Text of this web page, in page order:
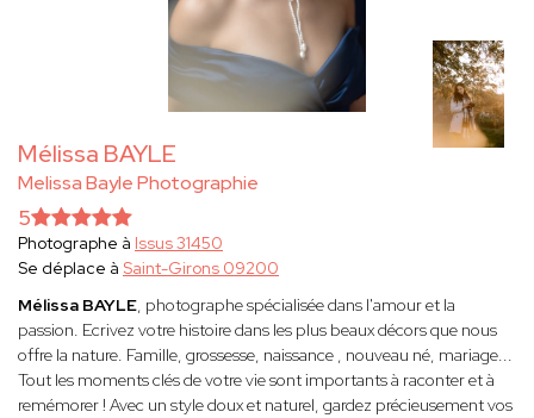
Mélissa BAYLE
Melissa Bayle Photographie
5
Photographe à Issus 31450
Se déplace à Saint-Girons 09200
Mélissa BAYLE, photographe spécialisée dans l'amour et la
passion. Ecrivez votre histoire dans les plus beaux décors que nous
offre la nature. Famille, grossesse, naissance , nouveau né, mariage...
Tout les moments clés de votre vie sont importants à raconter et à
remémorer ! Avec un style doux et naturel, gardez précieusement vos